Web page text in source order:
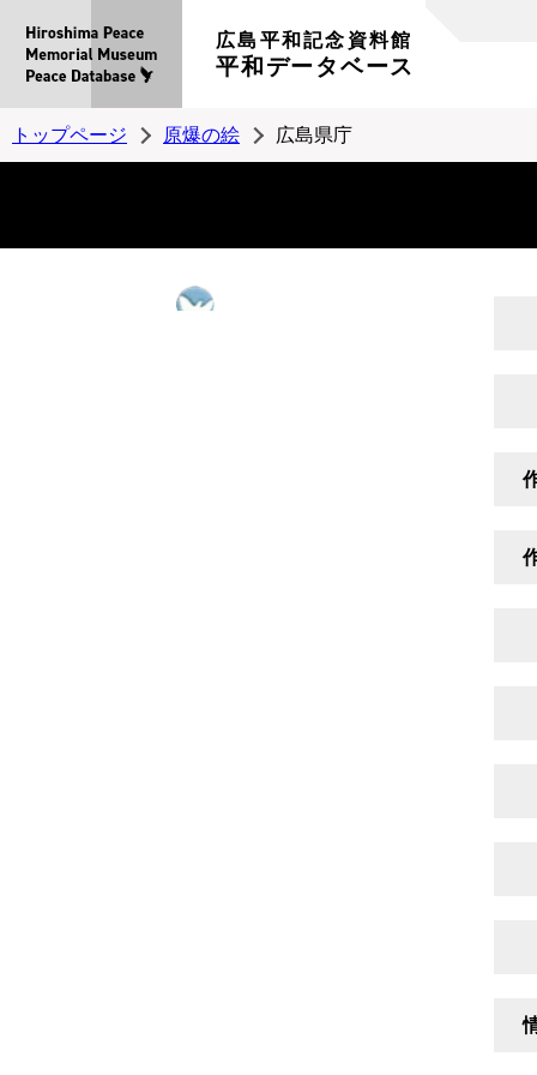
広島平和記念資料館
平和データベース
トップページ 原爆の絵 広島県庁